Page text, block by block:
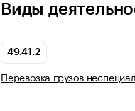
Виды
49.41.2
Перевозка грузов